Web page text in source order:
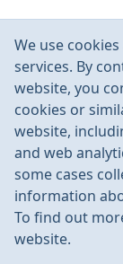
Depzel
Jan 2011
А меня что-то
Наверно после
Всех с
We use
services. By
website, you
cookies or
website,
and web
some cases
information
To find out
website.